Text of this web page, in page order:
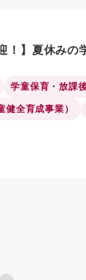
！】夏休みの
学童保育・放課
健全育成事業）